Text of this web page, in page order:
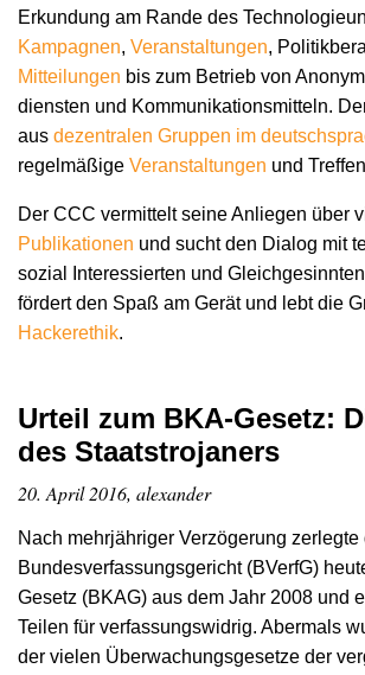
Erkundung am Rande des
Kampagnen, Veranstaltungen,
Mitteilungen bis zum Betrieb von
diensten und Kommunikations­mitteln.
aus dezentralen Gruppen im
regelmäßige Veranstaltungen und
Der CCC vermittelt seine Anliegen über
Publikationen und sucht den Dialog mit
sozial Interessierten und
fördert den Spaß am Gerät und lebt die
Hacker­ethik.
Urteil zum BKA-Gesetz:
des Staatstrojaners
20. April 2016, alexander
Nach mehrjähriger Verzögerung zerlegte
Bundesverfassungsgericht (BVerfG)
Gesetz (BKAG) aus dem Jahr 2008 und
Teilen für verfassungswidrig. Abermals
der vielen Überwachungsgesetze der